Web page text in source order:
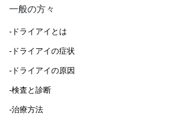
一般の方々
-ドライアイとは
-ドライアイの症状
-ドライアイの原因
-検査と診断
-治療方法